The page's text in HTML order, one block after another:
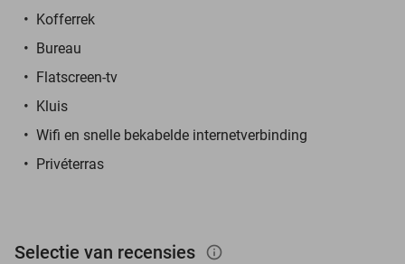
Kofferrek
Bureau
Flatscreen-tv
Kluis
Wifi en snelle bekabelde internetverbinding
Privéterras
Selectie van recensies info_outlined